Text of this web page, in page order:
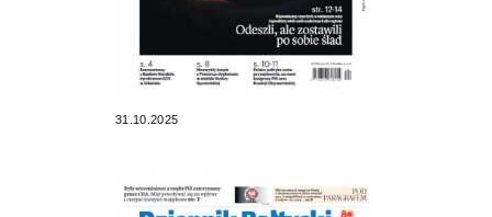
31.10.2025